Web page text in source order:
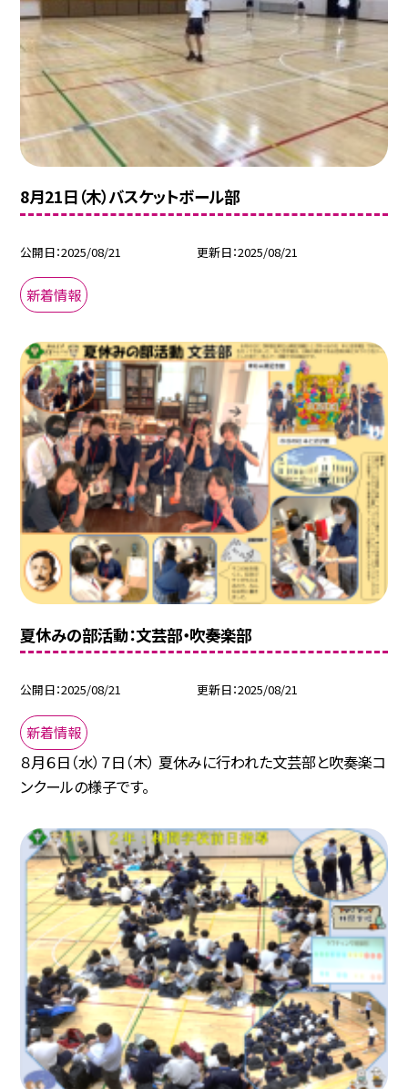
8月21日（木）バスケットボール部
公開日 2025/08/21 更新日 2025/08/21
新着情報
夏休みの部活動：文芸部・吹奏楽部
公開日 2025/08/21 更新日 2025/08/21
新着情報
８月６日（水）７日（木） 夏休みに行われた文芸部と吹奏楽コ
ンクールの様子です。